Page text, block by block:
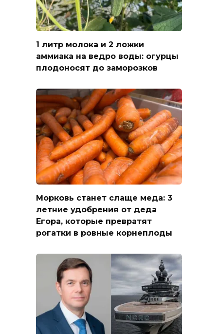
1 литр молока и 2 ложки
аммиака на ведро воды: огурцы
плодоносят до заморозков
Морковь станет слаще меда: 3
летние удобрения от деда
Егора, которые превратят
рогатки в ровные корнеплоды